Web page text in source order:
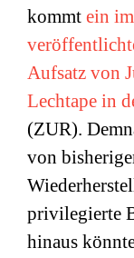
kommt ein
Aufsatz von
Lechtape in
(ZUR).
von
privilegierte
hinaus